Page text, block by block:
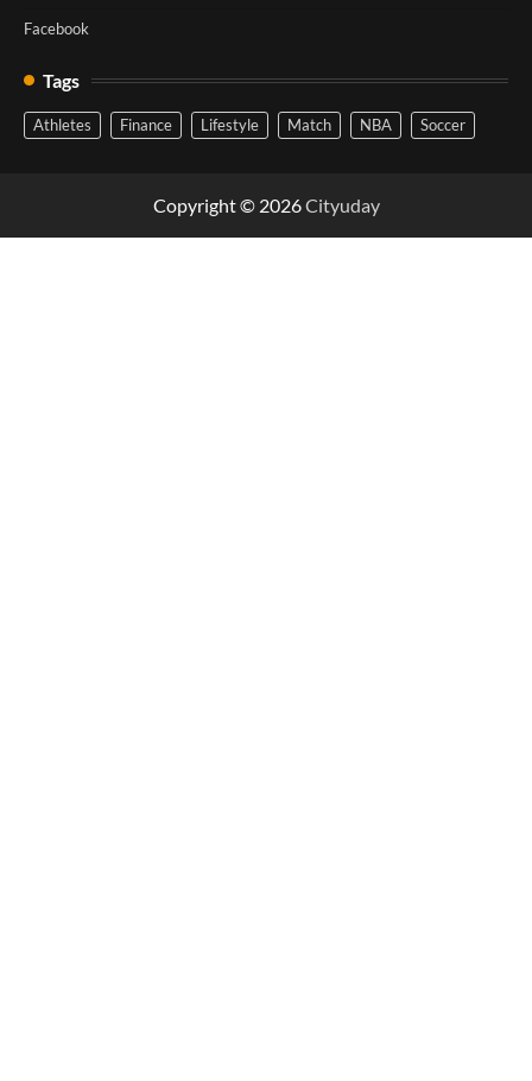
Facebook
Tags
Athletes Finance Lifestyle Match NBA Soccer
Copyright © 2026Cityuday